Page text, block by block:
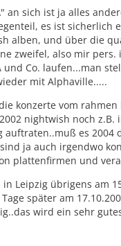
an sich ist ja alles
es ist sicherlich
alben, und über die
zweifel, also mir pers.
und Co. laufen...man
mit Alphaville.....
konzerte vom rahmen
nightwish noch z.B.
auftraten..muß es 2004
ja auch irgendwo
plattenfirmen und
Leipzig übrigens am
später am
wird ein sehr